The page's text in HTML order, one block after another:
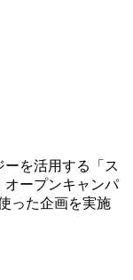
ーを活用する「ス
オープンキャンパ
った企画を実施